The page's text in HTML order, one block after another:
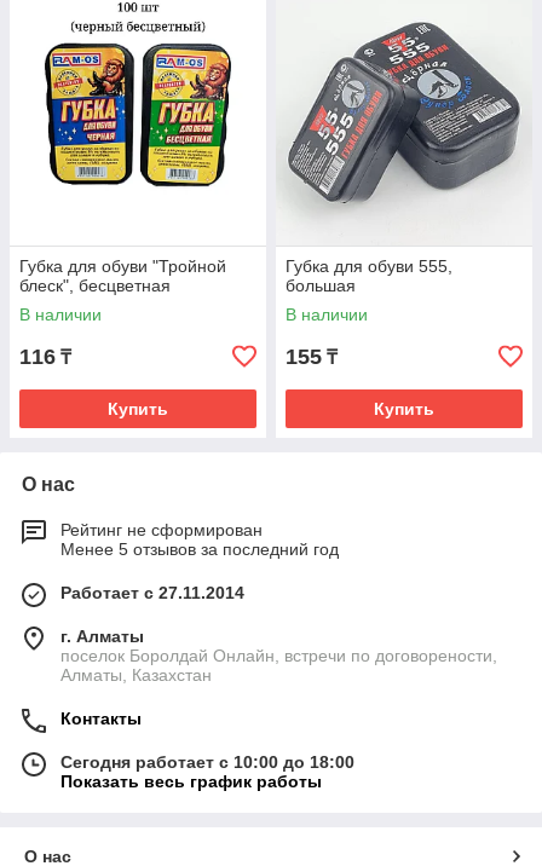
Губка для обуви "Тройной
блеск", бесцветная
В наличии
116 ₸
Купить
Губка для обуви 555,
большая
В наличии
155 ₸
Купить
О нас
Рейтинг не сформирован
Менее 5 отзывов за последний год
Работает с 27.11.2014
г. Алматы
поселок Боролдай Онлайн, встречи по договорености,
Алматы, Казахстан
Контакты
Сегодня работает с 10:00 до 18:00
Показать весь график работы
О нас